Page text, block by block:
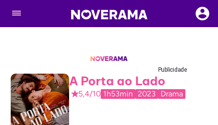
Publicidade
A Porta ao Lado
5,4/10 1h53min 2023 Drama